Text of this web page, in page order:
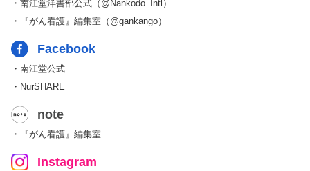
・南江堂洋書部公式（@Nankodo_Intl）
・『がん看護』編集室（@gankango）
Facebook
・南江堂公式
・NurSHARE
note
・『がん看護』編集室
Instagram